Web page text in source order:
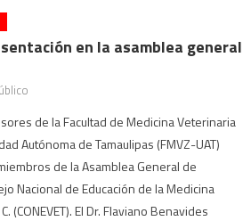
en la asamblea general
de la Facultad de Medicina Veterinaria
Autónoma de Tamaulipas (FMVZ-UAT)
de la Asamblea General de
Nacional de Educación de la Medicina
(CONEVET). El Dr. Flaviano Benavides